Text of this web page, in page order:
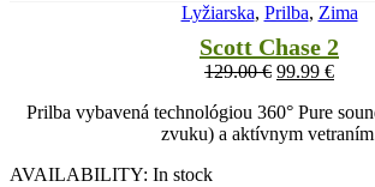
Lyžiarska, Prilba, Zima
Scott Chase 2
129.00€ 99.99 €
Prilba vybavená technológiou 360° Pure
zvuku) a aktívnym
AVAILABILITY: In stock